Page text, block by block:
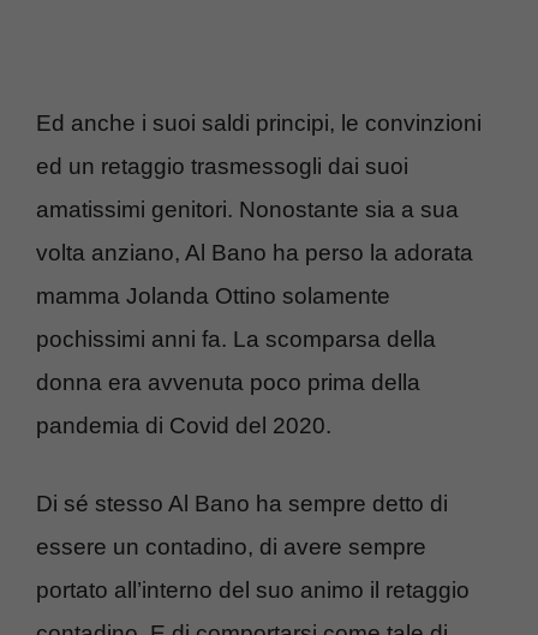
Ed anche i suoi saldi principi, le convinzioni
ed un retaggio trasmessogli dai suoi
amatissimi genitori. Nonostante sia a sua
volta anziano, Al Bano ha perso la adorata
mamma Jolanda Ottino solamente
pochissimi anni fa. La scomparsa della
donna era avvenuta poco prima della
pandemia di Covid del 2020.
Di sé stesso Al Bano ha sempre detto di
essere un contadino, di avere sempre
portato all’interno del suo animo il retaggio